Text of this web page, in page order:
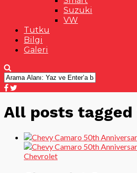
Suzuki
VW
Tutku
Bilgi
Galeri
All posts tagged
Chevrolet